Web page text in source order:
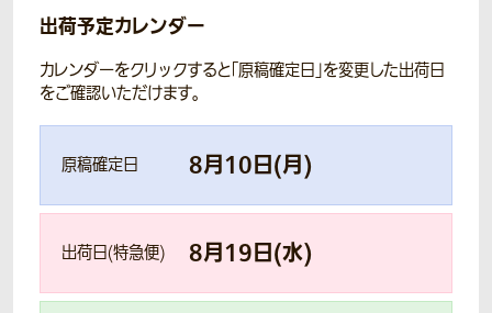
出荷予定カレンダー
カレンダーをクリックすると「原稿確定日」を変更した出荷日
をご確認いただけます。
原稿確定日 8月10日(月)
出荷日(特急便) 8月19日(水)